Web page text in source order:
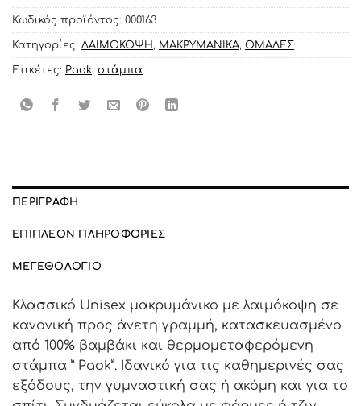
Κωδικός προϊόντος: 000163
Κατηγορίες: ΛΑΙΜΟΚΟΨΗ, ΜΑΚΡΥΜΑΝΙΚΑ, ΟΜΑΔΕΣ
Ετικέτες: Paok, στάμπα
ΠΕΡΙΓΡΑΦΉ
ΕΠΙΠΛΈΟΝ ΠΛΗΡΟΦΟΡΊΕΣ
ΜΕΓΕΘΟΛΌΓΙΟ
Κλασσικό Unisex μακρυμάνικο με λαιμόκοψη σε
κανονική προς άνετη γραμμή, κατασκευασμένο
από 100% βαμβάκι και θερμομεταφερόμενη
στάμπα ” Paok”. Ιδανικό για τις καθημερινές σας
εξόδους, την γυμναστική σας ή ακόμη και για το